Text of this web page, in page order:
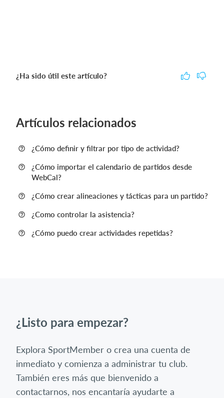
¿Ha sido útil este artículo?
Artículos relacionados
¿Cómo definir y filtrar por tipo de actividad?
¿Cómo importar el calendario de partidos desde
WebCal?
¿Cómo crear alineaciones y tácticas para un partido?
¿Como controlar la asistencia?
¿Cómo puedo crear actividades repetidas?
¿Listo para empezar?
Explora SportMember o crea una cuenta de
inmediato y comienza a administrar tu club.
También eres más que bienvenido a
contactarnos, nos encantaría ayudarte a